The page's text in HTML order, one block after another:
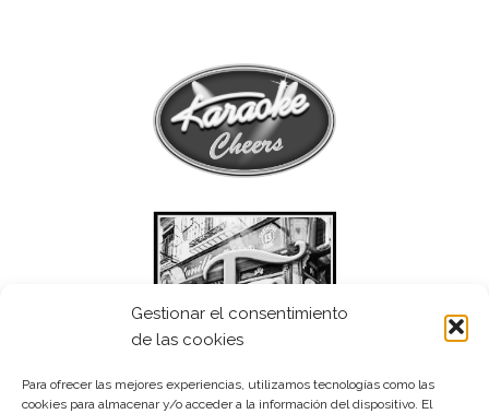
Gestionar el consentimiento
de las cookies
Para ofrecer las mejores experiencias, utilizamos tecnologías como las
cookies para almacenar y/o acceder a la información del dispositivo. El